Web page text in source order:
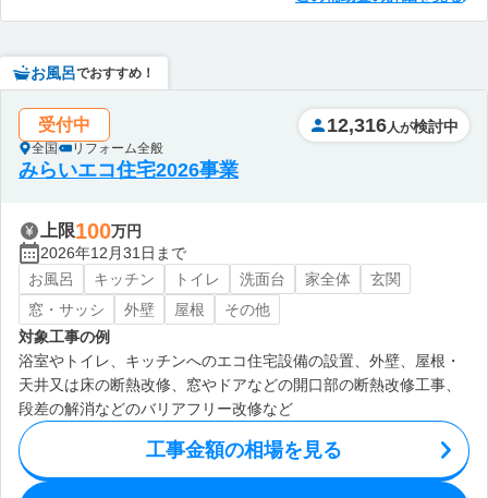
お風呂でおすすめ！
受付中
全国 リフォーム全般
12,316 人が検討中
みらいエコ住宅2026事業
上限100万円
2026年12月31日まで
お風呂
キッチン トイレ 洗面台 家全体
玄関
窓・サッシ
外壁 屋根
その他
対象工事の例
浴室やトイレ、キッチンへのエコ住宅設備の設置、外壁、屋根・
天井又は床の断熱改修、窓やドアなどの開口部の断熱改修工事、
段差の解消などのバリアフリー改修など
工事金額の相場を見る